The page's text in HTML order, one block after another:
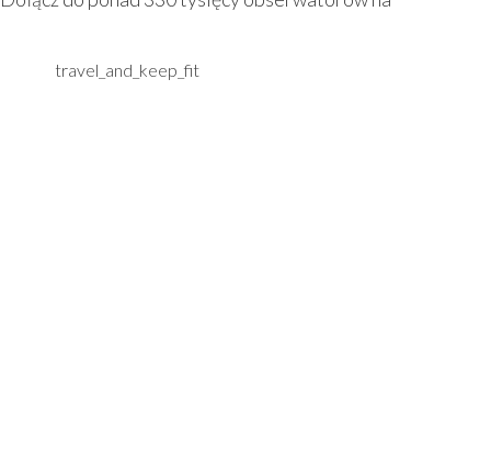
travel_and_keep_fit